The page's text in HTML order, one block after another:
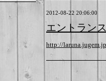
2012-08-22 20:06:00
エントラン
http://